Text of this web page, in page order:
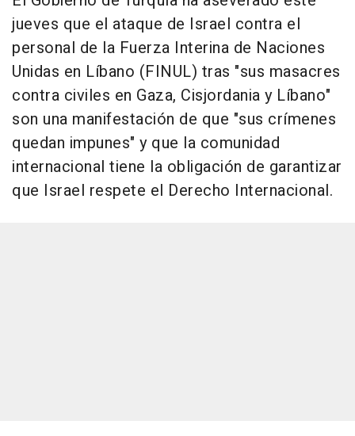
jueves que el ataque de Israel contra el
personal de la Fuerza Interina de Naciones
Unidas en Líbano (FINUL) tras "sus masacres
contra civiles en Gaza, Cisjordania y Líbano"
son una manifestación de que "sus crímenes
quedan impunes" y que la comunidad
internacional tiene la obligación de garantizar
que Israel respete el Derecho Internacional.